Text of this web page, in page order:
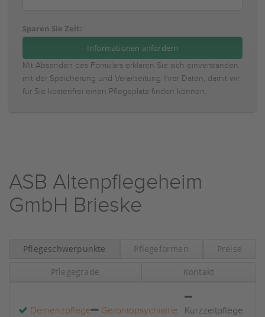
Sparen Sie Zeit:
Mit Absenden des Fomulars erklären Sie sich einverstanden
mit der Speicherung und Verarbeitung Ihrer Daten, damit wir
für Sie kostenfrei einen Pflegeplatz finden können.
ASB Altenpflegeheim
GmbH Brieske
Pflegeschwerpunkte Pflegeformen Preise
Pflegegrade Kontakt
Demenzpflege Gerontopsychiatrie
Kurzzeitpflege